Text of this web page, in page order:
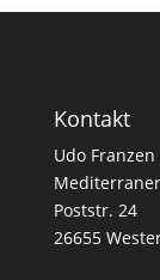
Kontakt
Udo Franzen
Poststr. 24
26655